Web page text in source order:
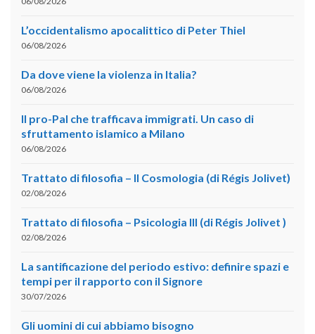
L’occidentalismo apocalittico di Peter Thiel
06/08/2026
Da dove viene la violenza in Italia?
06/08/2026
Il pro-Pal che trafficava immigrati. Un caso di
sfruttamento islamico a Milano
06/08/2026
Trattato di filosofia – II Cosmologia (di Régis Jolivet)
02/08/2026
Trattato di filosofia – Psicologia III (di Régis Jolivet )
02/08/2026
La santificazione del periodo estivo: definire spazi e
tempi per il rapporto con il Signore
30/07/2026
Gli uomini di cui abbiamo bisogno